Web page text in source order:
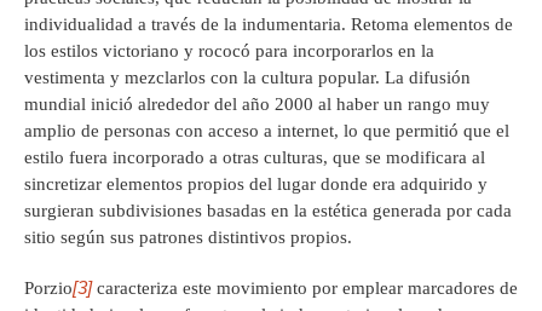
individualidad a través de la indumentaria. Retoma elementos de
los estilos victoriano y rococó para incorporarlos en la
vestimenta y mezclarlos con la cultura popular. La difusión
mundial inició alrededor del año 2000 al haber un rango muy
amplio de personas con acceso a internet, lo que permitió que el
estilo fuera incorporado a otras culturas, que se modificara al
sincretizar elementos propios del lugar donde era adquirido y
surgieran subdivisiones basadas en la estética generada por cada
sitio según sus patrones distintivos propios.
Porzio[3]caracteriza este movimiento por emplear marcadores de